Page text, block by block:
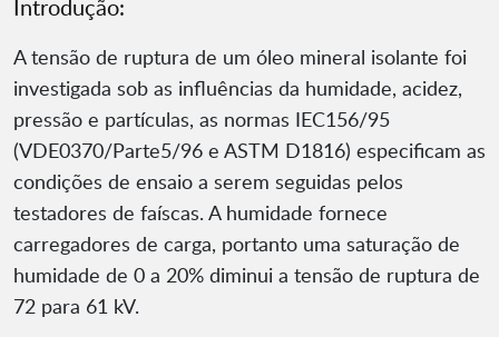
Introdução:
A tensão de ruptura de um óleo mineral isolante foi
investigada sob as influências da humidade, acidez,
pressão e partículas, as normas IEC156/95
(VDE0370/Parte5/96 e ASTM D1816) especificam as
condições de ensaio a serem seguidas pelos
testadores de faíscas. A humidade fornece
carregadores de carga, portanto uma saturação de
humidade de 0 a 20% diminui a tensão de ruptura de
72 para 61 kV.